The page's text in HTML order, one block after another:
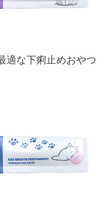
適な下痢止めおやつ